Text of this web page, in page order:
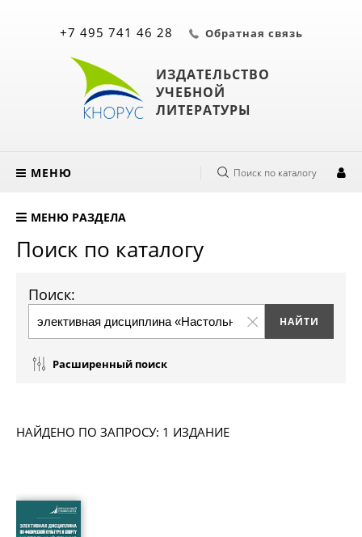
ИЗДАТЕЛЬСТВО
УЧЕБНОЙ
ЛИТЕРАТУРЫ
+7 495 741 46 28 Обратная связь
МЕНЮ Поиск по каталогу
МЕНЮ РАЗДЕЛА
Поиск по каталогу
Поиск:
Расширенный поиск
НАЙДЕНО ПО ЗАПРОСУ: 1 ИЗДАНИЕ